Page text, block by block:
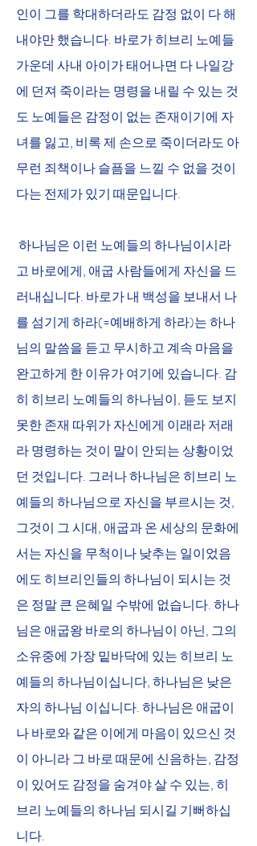
인이 그를 학대하더라도 감정 없이 다 해
내야만 했습니다. 바로가 히브리 노예들
가운데 사내 아이가 태어나면 다 나일강
에 던져 죽이라는 명령을 내릴 수 있는 것
도 노예들은 감정이 없는 존재이기에 자
녀를 잃고, 비록 제 손으로 죽이더라도 아
무런 죄책이나 슬픔을 느낄 수 없을 것이
다는 전제가 있기 때문입니다.
고 바로에게, 애굽 사람들에게 자신을 드
러내십니다. 바로가 내 백성을 보내서 나
를 섬기게 하라(=예배하게 하라)는 하나
님의 말씀을 듣고 무시하고 계속 마음을
완고하게 한 이유가 여기에 있습니다. 감
히 히브리 노예들의 하나님이, 듣도 보지
못한 존재 따위가 자신에게 이래라 저래
라 명령하는 것이 말이 안되는 상황이었
던 것입니다. 그러나 하나님은 히브리 노
예들의 하나님으로 자신을 부르시는 것,
그것이 그 시대, 애굽과 온 세상의 문화에
서는 자신을 무척이나 낮추는 일이었음
에도 히브리인들의 하나님이 되시는 것
은 정말 큰 은혜일 수밖에 없습니다. 하나
님은 애굽왕 바로의 하나님이 아닌, 그의
소유중에 가장 밑바닥에 있는 히브리 노
예들의 하나님이십니다, 하나님은 낮은
자의 하나님 이십니다. 하나님은 애굽이
나 바로와 같은 이에게 마음이 있으신 것
이 아니라 그 바로 때문에 신음하는, 감정
이 있어도 감정을 숨겨야 살 수 있는, 히
브리 노예들의 하나님 되시길 기뻐하십
니다.